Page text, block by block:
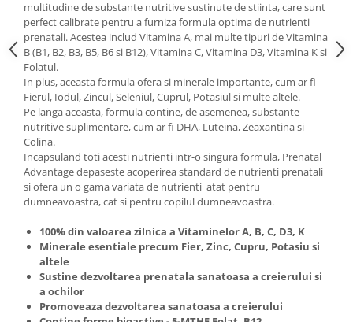
multitudine de substante nutritive sustinute de stiinta, care sunt
perfect calibrate pentru a furniza formula optima de nutrienti
prenatali. Acestea includ Vitamina A, mai multe tipuri de Vitamina
B (B1, B2, B3, B5, B6 si B12), Vitamina C, Vitamina D3, Vitamina K si
Folatul.
In plus, aceasta formula ofera si minerale importante, cum ar fi
Fierul, Iodul, Zincul, Seleniul, Cuprul, Potasiul si multe altele.
Pe langa aceasta, formula contine, de asemenea, substante
nutritive suplimentare, cum ar fi DHA, Luteina, Zeaxantina si
Colina.
Incapsuland toti acesti nutrienti intr-o singura formula, Prenatal
Advantage depaseste acoperirea standard de nutrienti prenatali
si ofera un o gama variata de nutrienti atat pentru
dumneavoastra, cat si pentru copilul dumneavoastra.
100% din valoarea zilnica a Vitaminelor A, B, C, D3, K
Minerale esentiale precum Fier, Zinc, Cupru, Potasiu si
altele
Sustine dezvoltarea prenatala sanatoasa a creierului si
a ochilor
Promoveaza dezvoltarea sanatoasa a creierului